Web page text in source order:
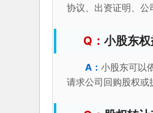
协议、出资证明、公
小股东
小股东可以
请求公司回购股权或